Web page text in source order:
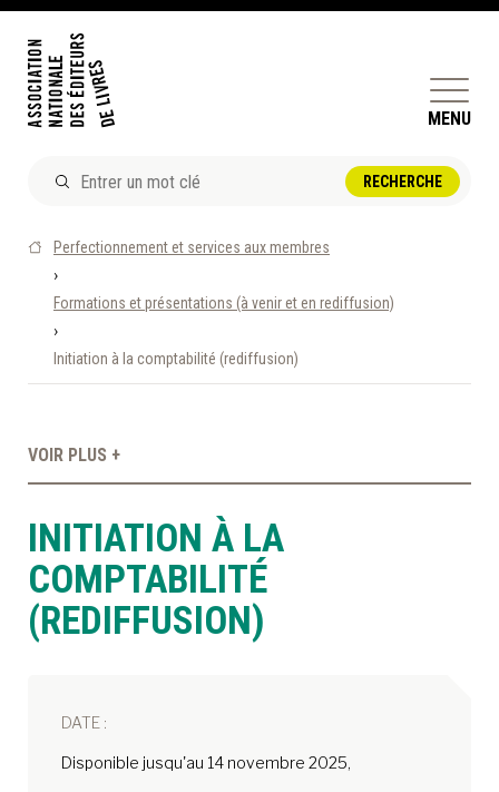
MENU
DOSSIERS ET ENJEUX
ÊTRE ÉDITEUR·TRICE
PERFECTIONNEMENT
ET SERVICES AUX MEMBRES
À LA POINTE DE LA PROFESSION
CALENDRIER
À PROPOS DEVENIR MEMBRE
Perfectionnement et services aux membres
›
Formations et présentations (à venir et en rediffusion)
›
Initiation à la comptabilité (rediffusion)
INITIATION À LA
COMPTABILITÉ
(REDIFFUSION)
DATE :
Disponible jusqu'au 14 novembre 2025,
VOIR PLUS +